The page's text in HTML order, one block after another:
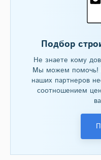
Подбор
Не знаете кому
Мы можем помочь!
наших партнеров
соотношением